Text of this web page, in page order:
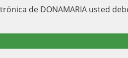
de DONAMARIA usted